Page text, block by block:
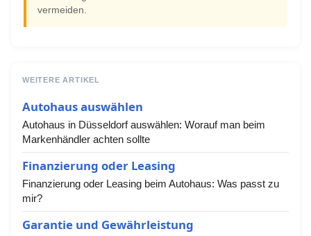
vermeiden.
WEITERE ARTIKEL
Autohaus auswählen
Autohaus in Düsseldorf auswählen: Worauf man beim
Markenhändler achten sollte
Finanzierung oder Leasing
Finanzierung oder Leasing beim Autohaus: Was passt zu
mir?
Garantie und Gewährleistung